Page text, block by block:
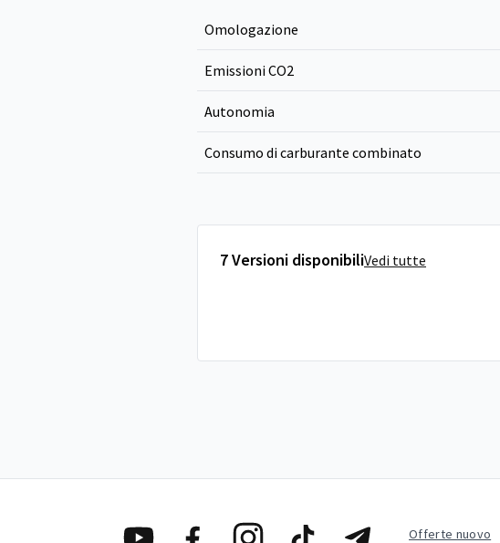
Omologazione
Emissioni CO2
Autonomia
Consumo di carburante combinato
7 Versioni disponibiliVedi tutte
Offerte nuovo